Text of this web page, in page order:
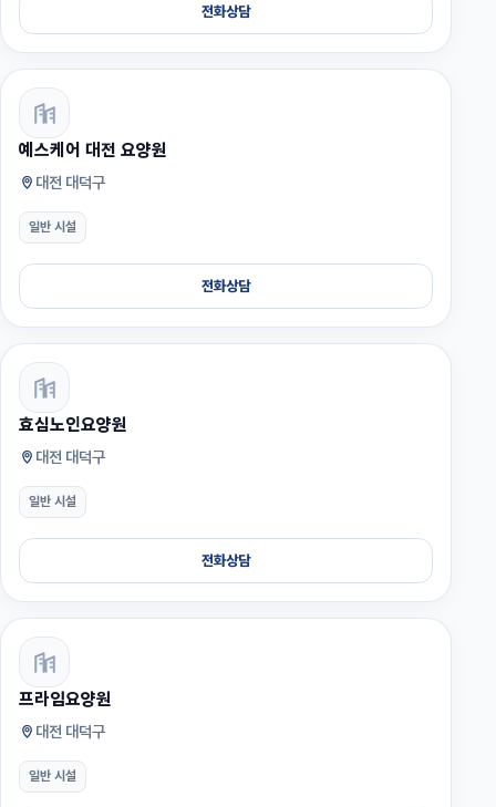
전화상담
예스케어 대전 요양원
대전 대덕구
일반 시설
전화상담
효심노인요양원
대전 대덕구
일반 시설
전화상담
프라임요양원
대전 대덕구
일반 시설